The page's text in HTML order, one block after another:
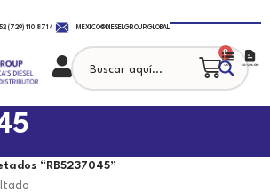
(729) 110 8714 MEXICO@DIESELGROUP.GLOBAL
0
“RB5237045”